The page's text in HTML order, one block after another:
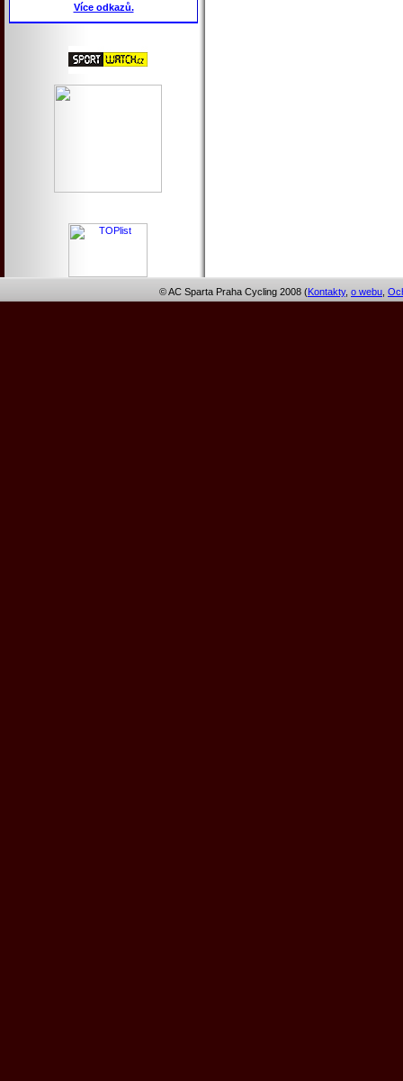
Více odkazů.
© AC Sparta Praha Cycling 2008 (Kontakty, o webu